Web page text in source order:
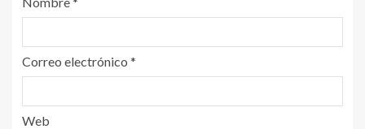
Correo electrónico *
Web